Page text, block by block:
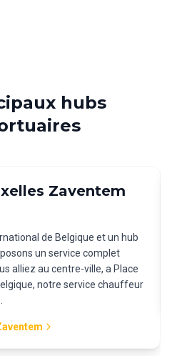
hubs
Zaventem
de Belgique et un hub
un service complet
alliez au centre-ville, a Place
notre service chauffeur